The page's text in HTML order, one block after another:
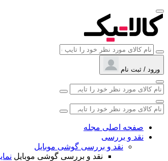
ورود / ثبت نام
صفحه اصلی مجله
نقد و بررسی
نقد و بررسی گوشی موبایل
نقد و بررسی گوشی موبایل